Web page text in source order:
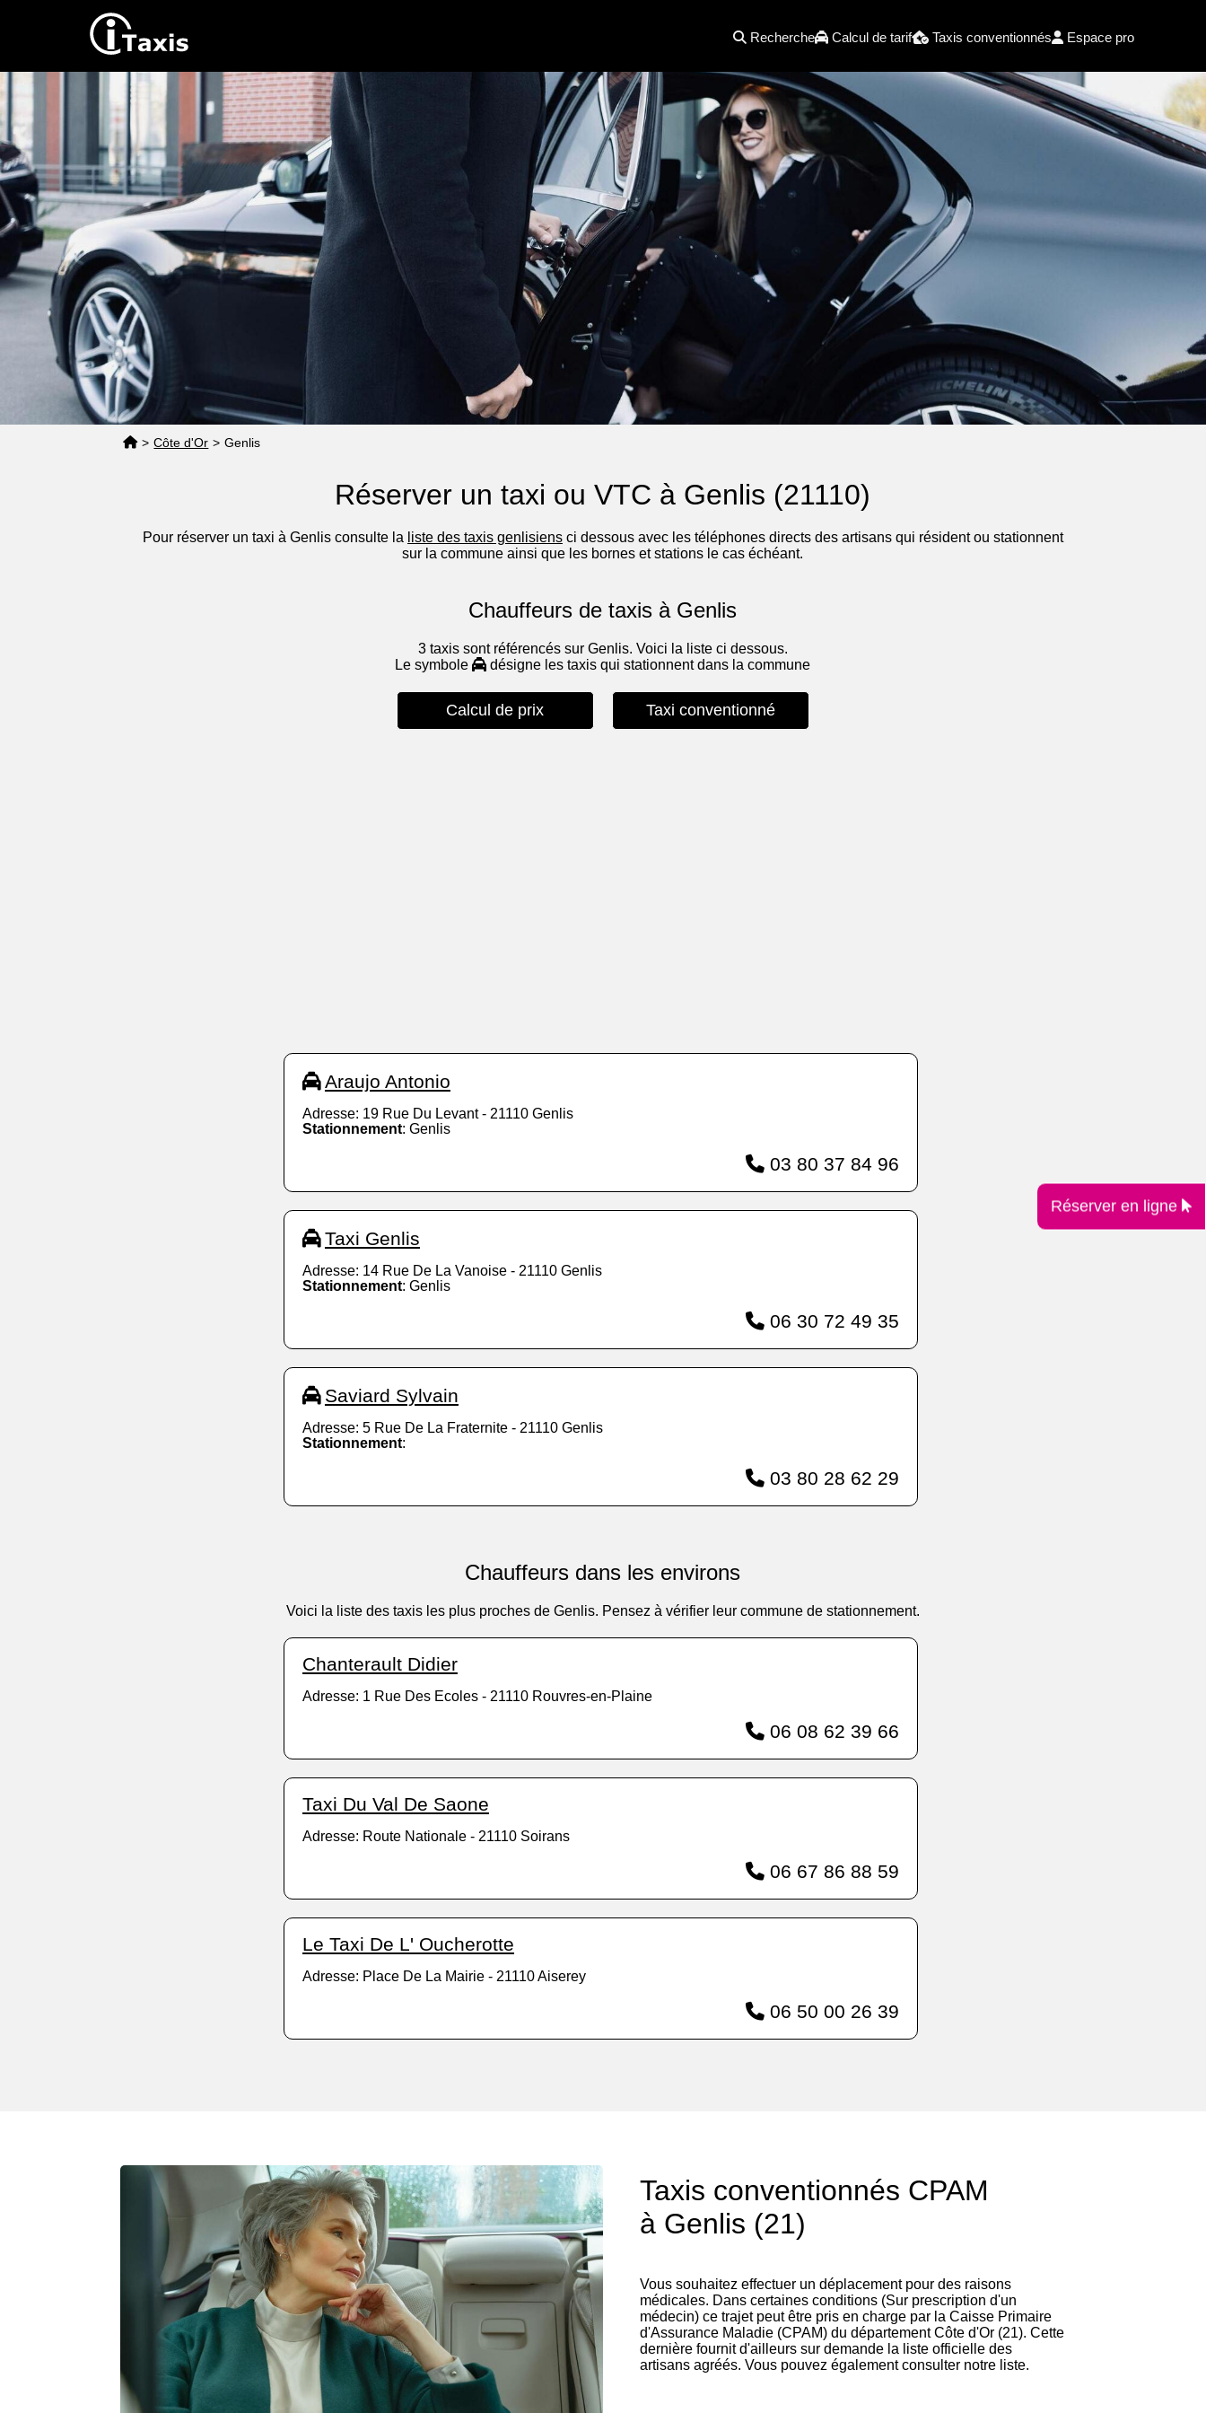
Recherche Calcul de tarif Taxis conventionnés Espace pro
> Côte d'Or > Genlis
Réserver un taxi ou VTC à Genlis (21110)
Pour réserver un taxi à Genlis consulte la liste des taxis genlisiensci dessous avec les téléphones directs des artisans qui résident ou stationnent
sur la commune ainsi que les bornes et stations le cas échéant.
Chauffeurs de taxis à Genlis
3 taxis sont référencés sur Genlis. Voici la liste ci dessous.
Le symbole
désigne les taxis qui stationnent dans la commune
Calcul de prix Taxi conventionné
Araujo Antonio
Adresse: 19 Rue Du Levant - 21110 Genlis
Stationnement: Genlis
03 80 37 84 96
Taxi Genlis
Adresse: 14 Rue De La Vanoise - 21110 Genlis
Stationnement: Genlis
06 30 72 49 35
Saviard Sylvain
Adresse: 5 Rue De La Fraternite - 21110 Genlis
Stationnement:
03 80 28 62 29
Chauffeurs dans les environs
Voici la liste des taxis les plus proches de Genlis. Pensez à vérifier leur commune de stationnement.
Chanterault Didier
Adresse: 1 Rue Des Ecoles - 21110 Rouvres-en-Plaine
06 08 62 39 66
Taxi Du Val De Saone
Adresse: Route Nationale - 21110 Soirans
06 67 86 88 59
Le Taxi De L' Oucherotte
Adresse: Place De La Mairie - 21110 Aiserey
06 50 00 26 39
Taxis conventionnés CPAM
à Genlis (21)
Vous souhaitez effectuer un déplacement pour des raisons
médicales. Dans certaines conditions (Sur prescription d'un
médecin) ce trajet peut être pris en charge par la Caisse Primaire
d'Assurance Maladie (CPAM) du département Côte d'Or (21). Cette
dernière fournit d'ailleurs sur demande la liste officielle des
artisans agréés. Vous pouvez également consulter notre liste.
Réserver en ligne